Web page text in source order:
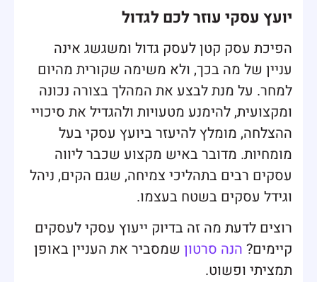
יועץ עסקי עוזר לכם לגדול
הפיכת עסק קטן לעסק גדול ומשגשג אינה
עניין של מה בכך, ולא משימה שקורית מהיום
למחר. על מנת לבצע את המהלך בצורה נכונה
ומקצועית, להימנע מטעויות ולהגדיל את סיכויי
ההצלחה, מומלץ להיעזר ביועץ עסקי בעל
מומחיות. מדובר באיש מקצוע שכבר ליווה
עסקים רבים בתהליכי צמיחה, שגם הקים, ניהל
וגידל עסקים בשטח בעצמו.
רוצים לדעת מה זה בדיוק ייעוץ עסקי לעסקים
קיימים? הנה סרטון שמסביר את העניין באופן
תמציתי ופשוט.